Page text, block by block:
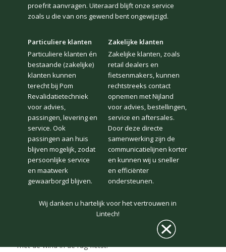
ELEKTRISCHE TANDEM
Lintech importeert sinds 1977 ‘de gemaksfiets’. De
elektrische tandems zijn een uitkomst voor actieve
mensen die een hoge mate van veiligheid en gemak
wensen. Een elektrische tandem is voor veel mensen een
bijzondere en plezierige ervaring. De belangrijkste reden
waarom veel mensen voor een tandem kiezen is om het
tempoverschil tussen beide partners te compenseren. Met
een elektrische tandem heeft u het gevoel alsof u altijd
met de wind in de rug fietst.
proefrit aanvragen. Uiteraard blijft onze service
zoals u die van ons gewend bent ongewijzigd.
Particuliere klanten
Particuliere klanten én
bestaande (zakelijke)
klanten kunnen
terecht bij Pom
Revalidatietechniek
voor advies,
passingen, levering en
service. Ook
passingen aan huis
blijven mogelijk, zodat
persoonlijke service
en maatwerk
gewaarborgd blijven.
Zakelijke klanten
Zakelijke klanten, zoals
retail dealers en
fietsenmakers, kunnen
rechtstreeks contact
opnemen met Nijland
voor advies, bestellingen,
service en aftersales.
Door deze directe
samenwerking zijn de
communicatielijnen korter
en kunnen wij u sneller
en efficiënter
ondersteunen.
Wij danken u hartelijk voor het vertrouwen in
Lintech!